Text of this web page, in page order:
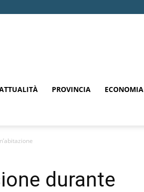
PROVINCIA ECONOMIA
durante